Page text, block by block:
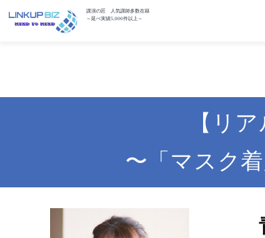
講演の匠 人気講師多数在籍
～延べ実績5,000件以上～
【リ
〜「マスク